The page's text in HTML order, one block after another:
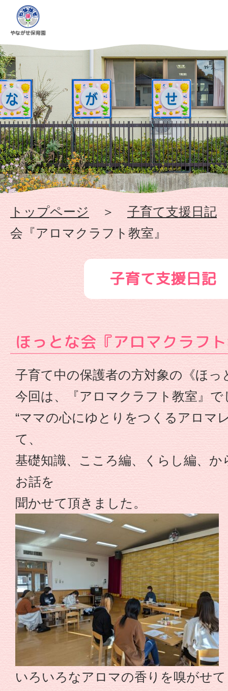
っ
と
な
会
『ア
ロ
マ
ク
ラ
フ
ト
教
室』
-
保
連
携
型
認
定
こ
ど
トップページ ＞ 子育て支援日記
会『アロマクラフト教室』
子育て支援日記
ほっとな会『アロマクラフ
子育て中の保護者の方対象の《ほっ
今回は、『アロマクラフト教室』で
“ママの心にゆとりをつくるアロマ
て、
基礎知識、こころ編、くらし編、か
お話を
聞かせて頂きました。
いろいろなアロマの香りを嗅がせ